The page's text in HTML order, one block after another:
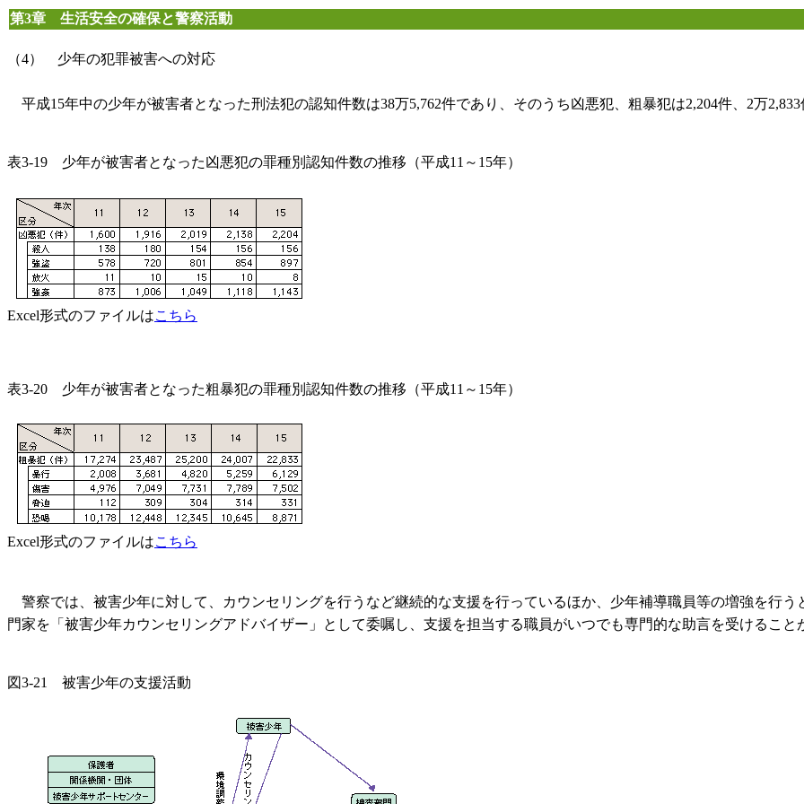
第3章 生活安全の確保と警察活動
（4） 少年の犯罪被害への対応
平成15年中の少年が被害者となった刑法犯の認知件数は38万5,762件であり、そのうち凶悪犯、粗暴犯は2,204件、2万2,833
表3-19 少年が被害者となった凶悪犯の罪種別認知件数の推移（平成11～15年）
Excel形式のファイルはこちら
表3-20 少年が被害者となった粗暴犯の罪種別認知件数の推移（平成11～15年）
Excel形式のファイルはこちら
警察では、被害少年に対して、カウンセリングを行うなど継続的な支援を行っているほか、少年補導職員等の増強を行
門家を「被害少年カウンセリングアドバイザー」として委嘱し、支援を担当する職員がいつでも専門的な助言を受けること
図3-21 被害少年の支援活動